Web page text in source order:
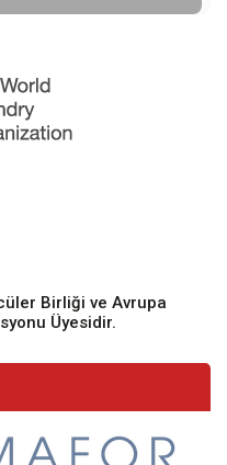
Birliği ve Avrupa
Üyesidir.